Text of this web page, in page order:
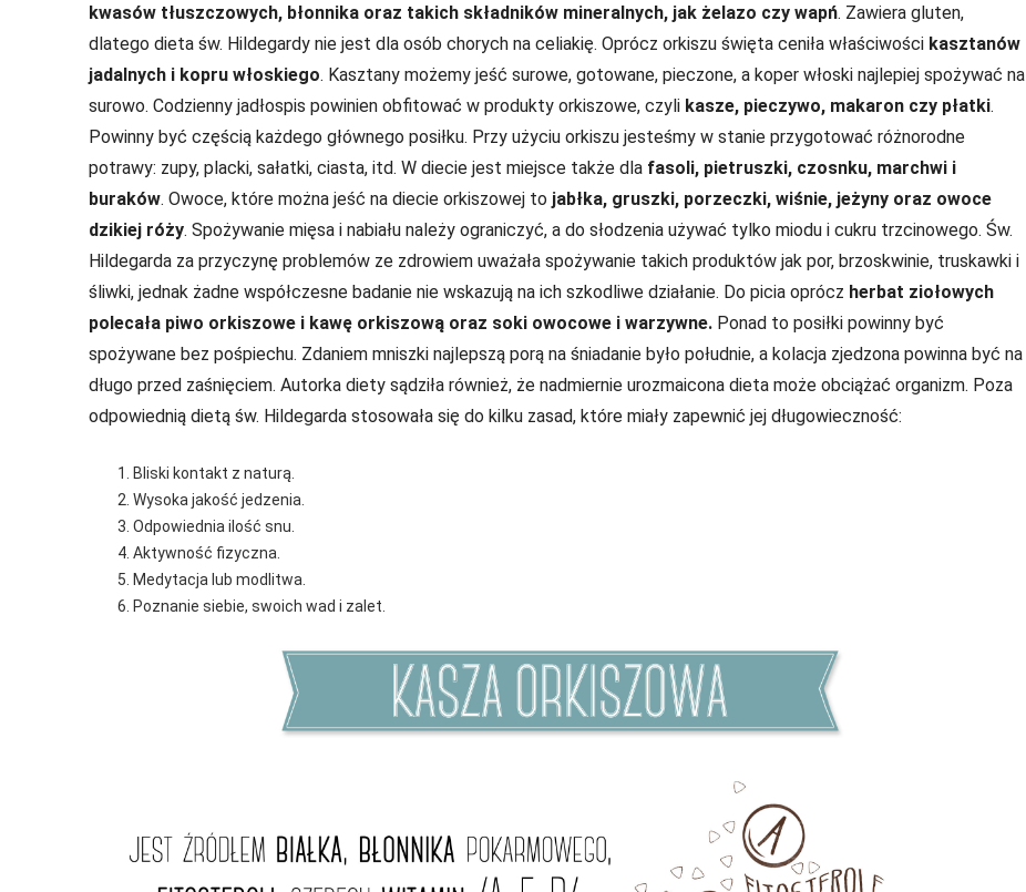
kwasów tłuszczowych, błonnika oraz takich składników mineralnych, jak żelazo czy wapń. Zawiera gluten,
dlatego dieta św. Hildegardy nie jest dla osób chorych na celiakię. Oprócz orkiszu święta ceniła właściwości kasztanów
jadalnych i kopru włoskiego. Kasztany możemy jeść surowe, gotowane, pieczone, a koper włoski najlepiej spożywać na
surowo. Codzienny jadłospis powinien obfitować w produkty orkiszowe, czyli kasze, pieczywo, makaron czy płatki.
Powinny być częścią każdego głównego posiłku. Przy użyciu orkiszu jesteśmy w stanie przygotować różnorodne
potrawy: zupy, placki, sałatki, ciasta, itd. W diecie jest miejsce także dla fasoli, pietruszki, czosnku, marchwi i
buraków. Owoce, które można jeść na diecie orkiszowej to jabłka, gruszki, porzeczki, wiśnie, jeżyny oraz owoce
dzikiej róży. Spożywanie mięsa i nabiału należy ograniczyć, a do słodzenia używać tylko miodu i cukru trzcinowego. Św.
Hildegarda za przyczynę problemów ze zdrowiem uważała spożywanie takich produktów jak por, brzoskwinie, truskawki i
śliwki, jednak żadne współczesne badanie nie wskazują na ich szkodliwe działanie. Do picia oprócz herbat ziołowych
polecała piwo orkiszowe i kawę orkiszową oraz soki owocowe i warzywne. Ponad to posiłki powinny być
spożywane bez pośpiechu. Zdaniem mniszki najlepszą porą na śniadanie było południe, a kolacja zjedzona powinna być na
długo przed zaśnięciem. Autorka diety sądziła również, że nadmiernie urozmaicona dieta może obciążać organizm. Poza
odpowiednią dietą św. Hildegarda stosowała się do kilku zasad, które miały zapewnić jej długowieczność:
Bliski kontakt z naturą.
Wysoka jakość jedzenia.
Odpowiednia ilość snu.
Aktywność fizyczna.
Medytacja lub modlitwa.
Poznanie siebie, swoich wad i zalet.